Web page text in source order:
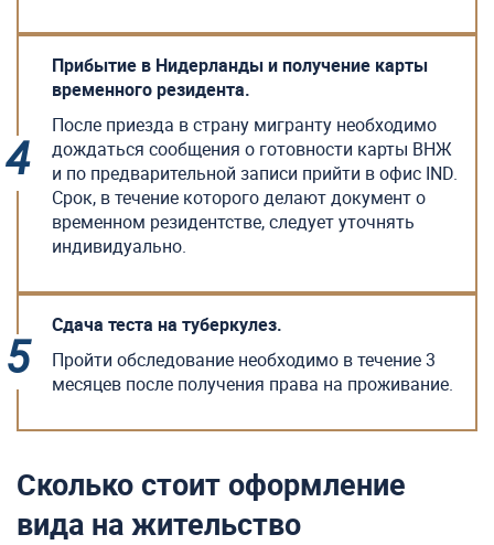
Прибытие в Нидерланды и получение карты
временного резидента.
После приезда в страну мигранту необходимо
дождаться сообщения о готовности карты ВНЖ
и по предварительной записи прийти в офис IND.
Срок, в течение которого делают документ о
временном резидентстве, следует уточнять
индивидуально.
Сдача теста на туберкулез.
Пройти обследование необходимо в течение 3
месяцев после получения права на проживание.
Сколько стоит оформление
вида на жительство